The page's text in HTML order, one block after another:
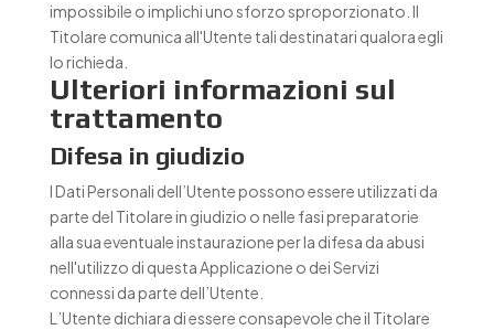
impossibile o implichi uno sforzo sproporzionato. Il
Titolare comunica all'Utente tali destinatari qualora egli
lo richieda.
Ulteriori informazioni sul
trattamento
Difesa in giudizio
I Dati Personali dell’Utente possono essere utilizzati da
parte del Titolare in giudizio o nelle fasi preparatorie
alla sua eventuale instaurazione per la difesa da abusi
nell'utilizzo di questa Applicazione o dei Servizi
connessi da parte dell’Utente.
L’Utente dichiara di essere consapevole che il Titolare